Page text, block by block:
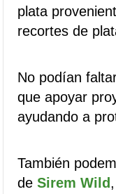
plata
recortes de
No podían
que apoyar
ayudando a
También
de Sirem Wild